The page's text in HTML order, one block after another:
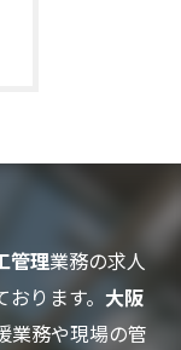
管理業務の求人
ります。 大阪
業務や現場の管